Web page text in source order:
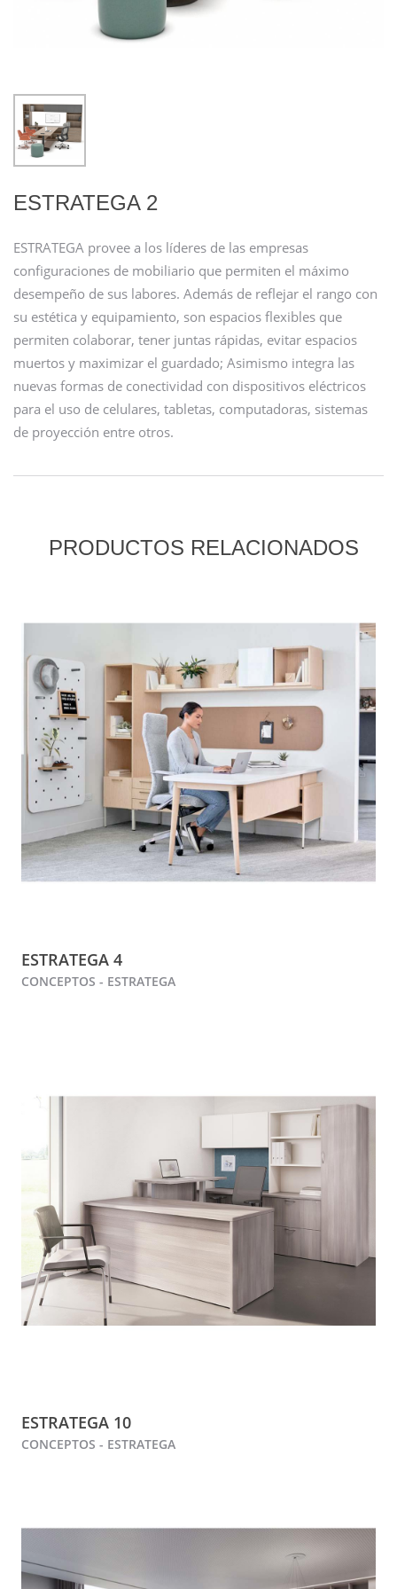
ESTRATEGA 2
ESTRATEGA provee a los líderes de las empresas
configuraciones de mobiliario que permiten el máximo
desempeño de sus labores. Además de reflejar el rango con
su estética y equipamiento, son espacios flexibles que
permiten colaborar, tener juntas rápidas, evitar espacios
muertos y maximizar el guardado; Asimismo integra las
nuevas formas de conectiv­idad con dispositivos eléctricos
para el uso de celulares, tabletas, computadoras, sistemas
de proyección entre otros.
PRODUCTOS RELACIONADOS
ESTRATEGA 4
CONCEPTOS - ESTRATEGA
ESTRATEGA 10
CONCEPTOS - ESTRATEGA